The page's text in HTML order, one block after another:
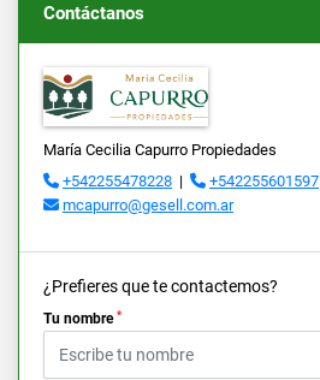
Contáctanos
María Cecilia Capurro Propiedades
+542255478228 |
+542255601597
mcapurro@gesell.com.ar
¿Prefieres que te contactemos?
Tu nombre *